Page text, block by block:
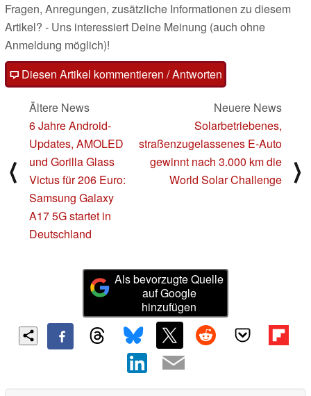
Fragen, Anregungen, zusätzliche Informationen zu diesem
Artikel? - Uns interessiert Deine Meinung (auch ohne
Anmeldung möglich)!
Diesen Artikel kommentieren / Antworten
⟨
Ältere News
6 Jahre Android-
Updates, AMOLED
und Gorilla Glass
Victus für 206 Euro:
Samsung Galaxy
A17 5G startet in
Deutschland
Neuere News
Solarbetriebenes,
straßenzugelassenes E-Auto
gewinnt nach 3.000 km die
World Solar Challenge
⟩
Als bevorzugte Quelle
auf Google
hinzufügen